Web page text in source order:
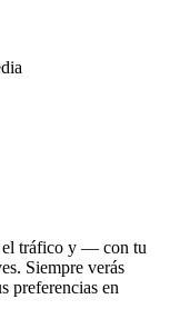
el tráfico y — con tu
Siempre verás
preferencias en